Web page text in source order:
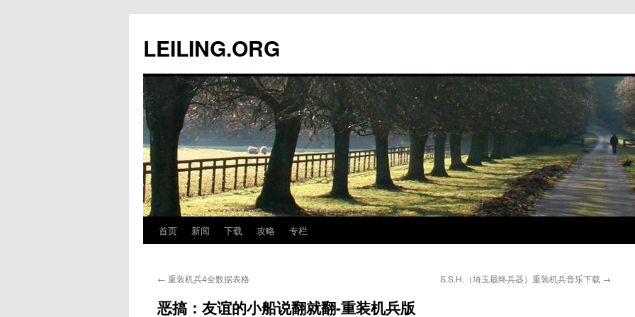
文
LEILING.ORG
首页 新闻 下载 攻略 专栏
← 重装机兵4全数据表格 S.S.H.（埼玉最终兵器）重装机兵音乐下载 →
恶搞：友谊的小船说翻就翻-重装机兵版